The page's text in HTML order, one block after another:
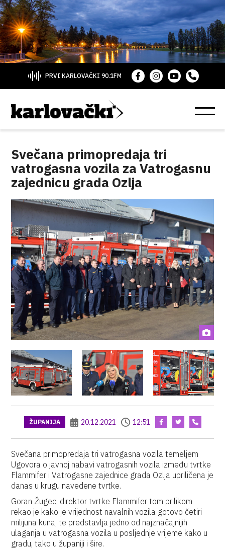
PRVI KARLOVAČKI 90.1FM
Svečana primopredaja tri
vatrogasna vozila za Vatrogasnu
zajednicu grada Ozlja
ŽUPANIJA 20.12.2021 12:51
Svečana primopredaja tri vatrogasna vozila temeljem
Ugovora o javnoj nabavi vatrogasnih vozila između tvrtke
Flammifer i Vatrogasne zajednice grada Ozlja upriličena je
danas u krugu navedene tvrtke.
Goran Žugec, direktor tvrtke Flammifer tom prilikom
rekao je kako je vrijednost navalnih vozila gotovo četiri
milijuna kuna, te predstavlja jedno od najznačajnijih
ulaganja u vatrogasna vozila u posljednje vrijeme kako u
gradu, tako u županiji i šire.